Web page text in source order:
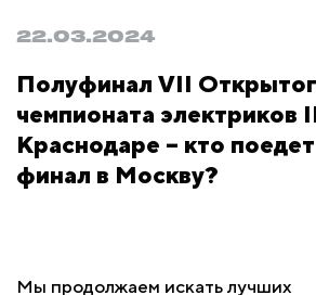
22.03.2024
Полуфинал VII
чемпионата электриков
Краснодаре – кто
финал в Москву?
Мы продолжаем искать лучших